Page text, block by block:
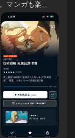
映画、ドラマ、アニメが見放題。マンガも楽しめる！